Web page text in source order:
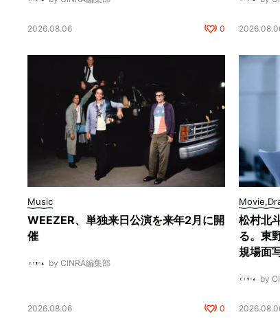
2026.08.06 0
Music
WEEZER、単独来日公演を来年2月に開
催
by CINRA編集部
2026.08.06 0
松村北
る。東
規場面
by